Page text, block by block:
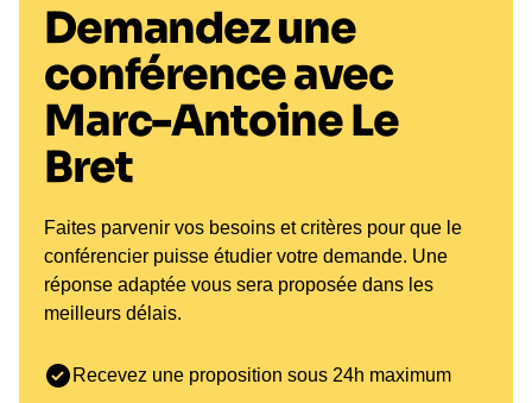
Demandez une
conférence avec
Marc-Antoine Le
Bret
Faites parvenir vos besoins et critères pour que le
conférencier puisse étudier votre demande. Une
réponse adaptée vous sera proposée dans les
meilleurs délais.
Recevez une proposition sous 24h maximum